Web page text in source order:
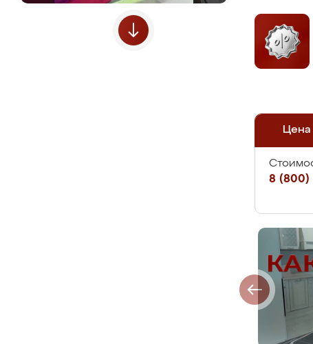
Цена
8 (800)